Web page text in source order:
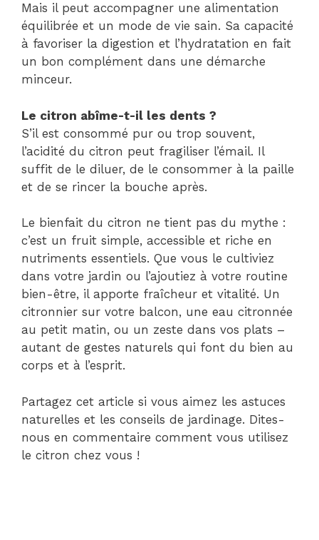
Mais il peut accompagner une alimentation
équilibrée et un mode de vie sain. Sa capacité
à favoriser la digestion et l’hydratation en fait
un bon complément dans une démarche
minceur.
Le citron abîme-t-il les dents ?
S’il est consommé pur ou trop souvent,
l’acidité du citron peut fragiliser l’émail. Il
suffit de le diluer, de le consommer à la paille
et de se rincer la bouche après.
Le bienfait du citron ne tient pas du mythe :
c’est un fruit simple, accessible et riche en
nutriments essentiels. Que vous le cultiviez
dans votre jardin ou l’ajoutiez à votre routine
bien-être, il apporte fraîcheur et vitalité. Un
citronnier sur votre balcon, une eau citronnée
au petit matin, ou un zeste dans vos plats –
autant de gestes naturels qui font du bien au
corps et à l’esprit.
Partagez cet article si vous aimez les astuces
naturelles et les conseils de jardinage. Dites-
nous en commentaire comment vous utilisez
le citron chez vous !